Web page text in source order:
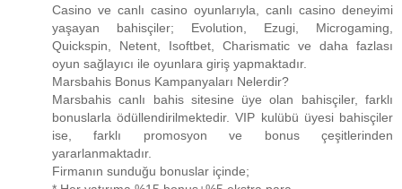
Casino ve canlı casino oyunlarıyla, canlı casino deneyimi
yaşayan bahisçiler; Evolution, Ezugi, Microgaming,
Quickspin, Netent, Isoftbet, Charismatic ve daha fazlası
oyun sağlayıcı ile oyunlara giriş yapmaktadır.
Marsbahis Bonus Kampanyaları Nelerdir?
Marsbahis canlı bahis sitesine üye olan bahisçiler, farklı
bonuslarla ödüllendirilmektedir. VIP kulübü üyesi bahisçiler
ise, farklı promosyon ve bonus çeşitlerinden
yararlanmaktadır.
Firmanın sunduğu bonuslar içinde;